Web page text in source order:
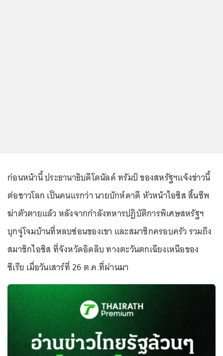
ก่อนหน้านี้ ประธานาธิบดีโดนัลด์ ทรัมป์ ของสหรัฐฯแจ้งข่าวนี้
ต่อชาวโลก เป็นคนแรกว่า นายบักห์ดาดี หัวหน้าไอซิส สิ้นชีพ
ฆ่าตัวตายแล้ว หลังจากกำลังทหารปฏิบัติการพิเศษสหรัฐฯ
บุกจู่โจมบ้านที่หลบซ่อนของเขา และสมาชิกครอบครัว รวมถึง
สมาชิกไอซิส ที่จังหวัดอิดลิบ ทางตะวันตกเฉียงเหนือของ
ซีเรีย เมื่อวันเสาร์ที่ 26 ต.ค.ที่ผ่านมา